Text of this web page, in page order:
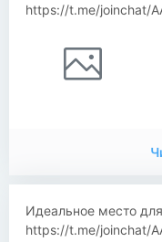
https://t.me/joinchat/
Идеальное место
https://t.me/joinchat/